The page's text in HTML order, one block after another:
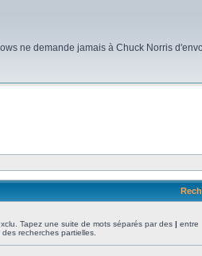
ne demande jamais à Chuck Norris
Tapez une suite de mots séparés par des | entre
recherches partielles.